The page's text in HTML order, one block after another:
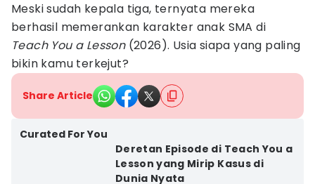
Meski sudah kepala tiga, ternyata mereka
berhasil memerankan karakter anak SMA di
Teach You a Lesson (2026). Usia siapa yang paling
bikin kamu terkejut?
Share Article
Curated For You
Deretan Episode di Teach You a
Lesson yang Mirip Kasus di
Dunia Nyata